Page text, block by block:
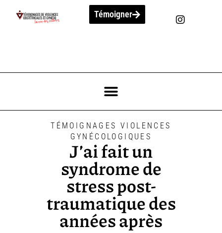
Témoigner
TÉMOIGNAGES VIOLENCES
GYNÉCOLOGIQUES
J’ai fait un
syndrome de
stress post-
traumatique des
années après